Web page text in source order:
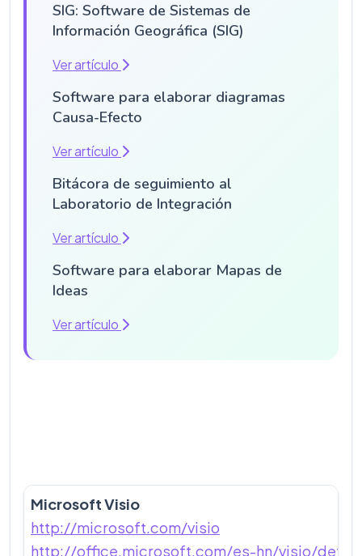
SIG: Software de Sistemas de
Información Geográfica (SIG)
Ver artículo
Software para elaborar diagramas
Causa-Efecto
Ver artículo
Bitácora de seguimiento al
Laboratorio de Integración
Ver artículo
Software para elaborar Mapas de
Ideas
Ver artículo
Microsoft Visio
http://microsoft.com/visio
http://office.microsoft.com/es-hn/visio/